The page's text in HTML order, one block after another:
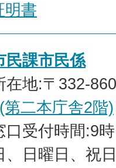
明書
民課市民係
在地:〒332-
(第二本庁舎2階)
口受付時間:9
、日曜日、祝